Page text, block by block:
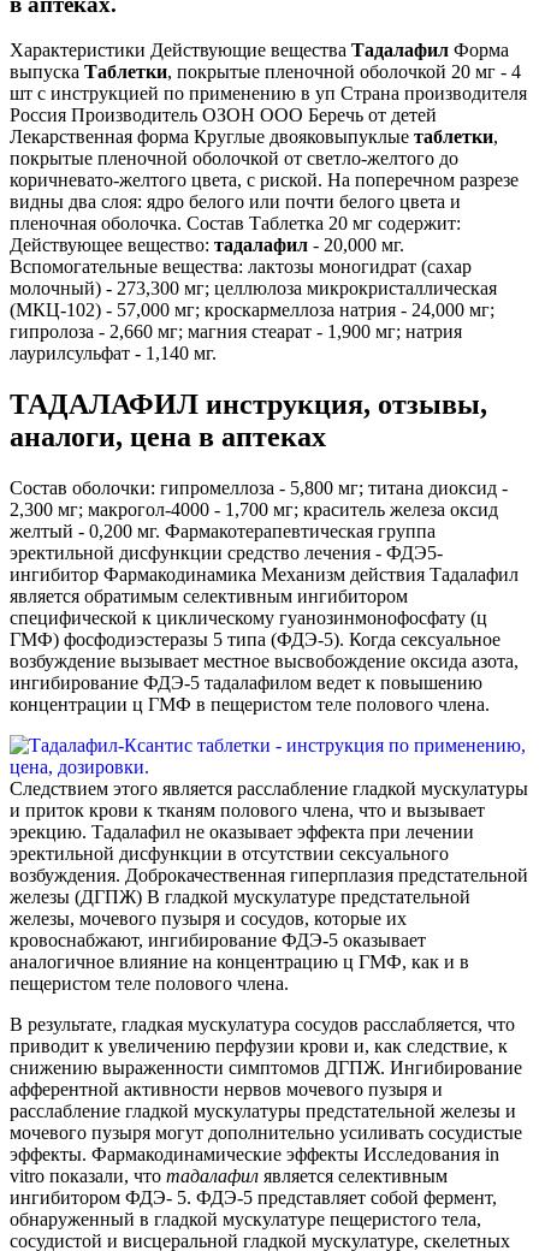
Характеристики Действующие вещества Тадалафил Форма
выпуска Таблетки, покрытые пленочной оболочкой 20 мг - 4
шт с инструкцией по применению в уп Страна производителя
Россия Производитель ОЗОН ООО Беречь от детей
Лекарственная форма Круглые двояковыпуклые таблетки,
покрытые пленочной оболочкой от светло-желтого до
коричневато-желтого цвета, с риской. На поперечном разрезе
видны два слоя: ядро белого или почти белого цвета и
пленочная оболочка. Состав Таблетка 20 мг содержит:
Действующее вещество: тадалафил - 20,000 мг.
Вспомогательные вещества: лактозы моногидрат (сахар
молочный) - 273,300 мг; целлюлоза микрокристаллическая
(МКЦ-102) - 57,000 мг; кроскармеллоза натрия - 24,000 мг;
гипролоза - 2,660 мг; магния стеарат - 1,900 мг; натрия
лаурилсульфат - 1,140 мг.
ТАДАЛАФИЛ инструкция, отзывы,
аналоги, цена в аптеках
Состав оболочки: гипромеллоза - 5,800 мг; титана диоксид -
2,300 мг; макрогол-4000 - 1,700 мг; краситель железа оксид
желтый - 0,200 мг. Фармакотерапевтическая группа
эректильной дисфункции средство лечения - ФДЭ5-
ингибитор Фармакодинамика Механизм действия Тадалафил
является обратимым селективным ингибитором
специфической к циклическому гуанозинмонофосфату (ц
ГМФ) фосфодиэстеразы 5 типа (ФДЭ-5). Когда сексуальное
возбуждение вызывает местное высвобождение оксида азота,
ингибирование ФДЭ-5 тадалафилом ведет к повышению
концентрации ц ГМФ в пещеристом теле полового члена.
Следствием этого является расслабление гладкой мускулатуры
и приток крови к тканям полового члена, что и вызывает
эрекцию. Тадалафил не оказывает эффекта при лечении
эректильной дисфункции в отсутствии сексуального
возбуждения. Доброкачественная гиперплазия предстательной
железы (ДГПЖ) В гладкой мускулатуре предстательной
железы, мочевого пузыря и сосудов, которые их
кровоснабжают, ингибирование ФДЭ-5 оказывает
аналогичное влияние на концентрацию ц ГМФ, как и в
пещеристом теле полового члена.
В результате, гладкая мускулатура сосудов расслабляется, что
приводит к увеличению перфузии крови и, как следствие, к
снижению выраженности симптомов ДГПЖ. Ингибирование
афферентной активности нервов мочевого пузыря и
расслабление гладкой мускулатуры предстательной железы и
мочевого пузыря могут дополнительно усиливать сосудистые
эффекты. Фармакодинамические эффекты Исследования in
vitro показали, что тадалафил является селективным
ингибитором ФДЭ- 5. ФДЭ-5 представляет собой фермент,
обнаруженный в гладкой мускулатуре пещеристого тела,
сосудистой и висцеральной гладкой мускулатуре, скелетных